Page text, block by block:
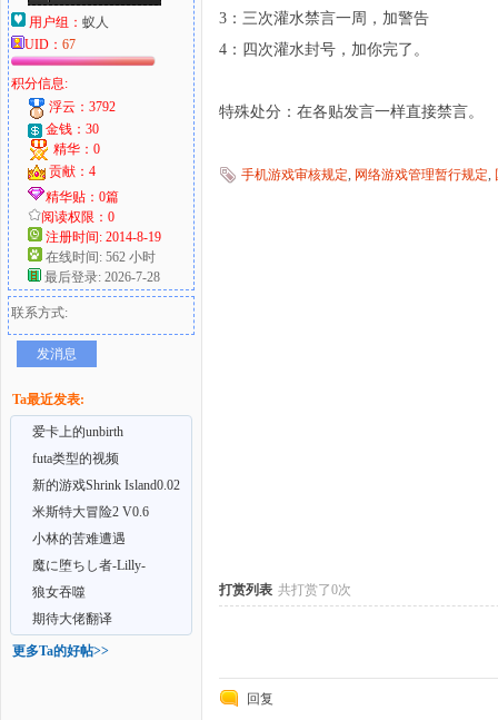
爱
好
用户组： 蚁人
UID： 67
积分信息:
浮云：3792
金钱：30
精华：0
贡献：4
精华贴：0篇
阅读权限：0
注册时间: 2014-8-19
在线时间: 562 小时
最后登录: 2026-7-28
联系方式:
发消息
Ta最近发表:
爱卡上的unbirth
futa类型的视频
新的游戏Shrink Island0.02
米斯特大冒险2 V0.6
小林的苦难遭遇
魔に堕ちし者-Lilly-
狼女吞噬
期待大佬翻译
更多Ta的好帖>>
3：三次灌水禁言一周，加警告
4：四次灌水封号，加你完了。
特殊处分：在各贴发言一样直接禁言。
手机游戏审核规定, 网络游戏管理暂行规定,
打赏列表 共打赏了0次
回复